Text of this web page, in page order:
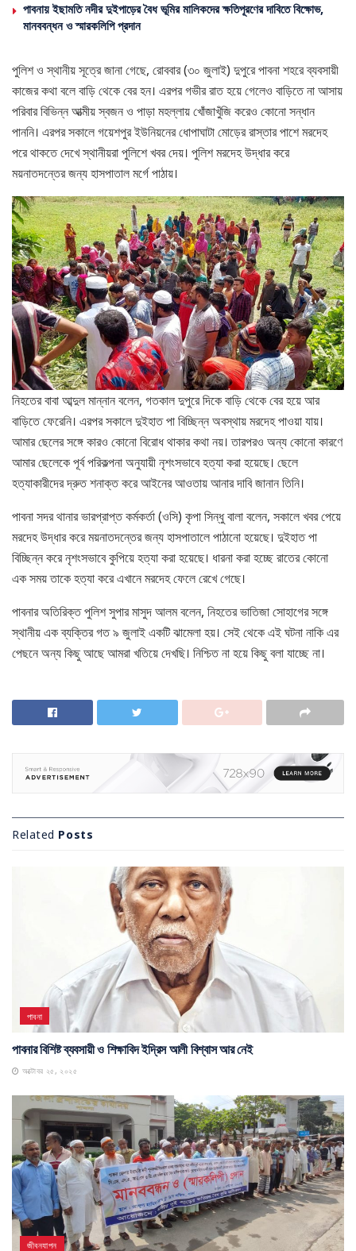
পাবনায় ইছামতি নদীর দুইপাড়ের বৈধ ভূমির মালিকদের ক্ষতিপূরণের দাবিতে বিক্ষোভ,
মানববন্ধন ও স্মারকলিপি প্রদান
পুলিশ ও স্থানীয় সূত্রে জানা গেছে, রোববার (৩০ জুলাই) দুপুরে পাবনা শহরে ব্যবসায়ী
কাজের কথা বলে বাড়ি থেকে বের হন। এরপর গভীর রাত হয়ে গেলেও বাড়িতে না আসায়
পরিবার বিভিন্ন আত্মীয় স্বজন ও পাড়া মহল্লায় খোঁজাখুঁজি করেও কোনো সন্ধান
পাননি। এরপর সকালে গয়েশপুর ইউনিয়নের ধোপাঘাটা মোড়ের রাস্তার পাশে মরদেহ
পরে থাকতে দেখে স্থানীয়রা পুলিশে খবর দেয়। পুলিশ মরদেহ উদ্ধার করে
ময়নাতদন্তের জন্য হাসপাতাল মর্গে পাঠায়।
নিহতের বাবা আব্দুল মান্নান বলেন, গতকাল দুপুরে দিকে বাড়ি থেকে বের হয়ে আর
বাড়িতে ফেরেনি। এরপর সকালে দুইহাত পা বিচ্ছিন্ন অবস্থায় মরদেহ পাওয়া যায়।
আমার ছেলের সঙ্গে কারও কোনো বিরোধ থাকার কথা নয়। তারপরও অন্য কোনো কারণে
আমার ছেলেকে পূর্ব পরিকল্পনা অনুযায়ী নৃশংসভাবে হত্যা করা হয়েছে। ছেলে
হত্যাকারীদের দ্রুত শনাক্ত করে আইনের আওতায় আনার দাবি জানান তিনি।
পাবনা সদর থানার ভারপ্রাপ্ত কর্মকর্তা (ওসি) কৃপা সিন্ধু বালা বলেন, সকালে খবর পেয়ে
মরদেহ উদ্ধার করে ময়নাতদন্তের জন্য হাসপাতালে পাঠানো হয়েছে। দুইহাত পা
বিচ্ছিন্ন করে নৃশংসভাবে কুপিয়ে হত্যা করা হয়েছে। ধারনা করা হচ্ছে রাতের কোনো
এক সময় তাকে হত্যা করে এখানে মরদেহ ফেলে রেখে গেছে।
পাবনার অতিরিক্ত পুলিশ সুপার মাসুদ আলম বলেন, নিহতের ভাতিজা সোহাগের সঙ্গে
স্থানীয় এক ব্যক্তির গত ৯ জুলাই একটি ঝামেলা হয়। সেই থেকে এই ঘটনা নাকি এর
পেছনে অন্য কিছু আছে আমরা খতিয়ে দেখছি। নিশ্চিত না হয়ে কিছু বলা যাচ্ছে না।
Related Posts
পাবনা
পাবনার বিশিষ্ট ব্যবসায়ী ও শিক্ষাবিদ ইদ্রিস আলী বিশ্বাস আর নেই
অক্টোবর ২৫, ২০২৫
জীবনযাপন